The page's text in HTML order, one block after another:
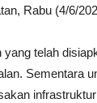
Rabu (4/6/
telah
Sementara